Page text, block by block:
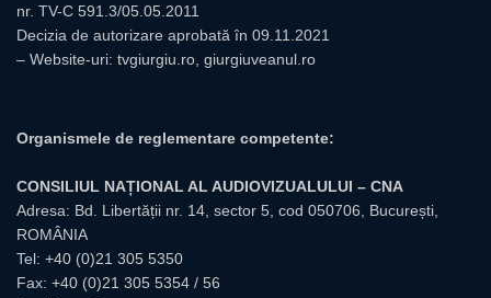
nr. TV-C 591.3/05.05.2011
Decizia de autorizare aprobată în 09.11.2021
– Website-uri: tvgiurgiu.ro giurgiuveanul.ro
Organismele de reglementare competente:
CONSILIUL NAȚIONAL AL AUDIOVIZUALULUI – CNA
Adresa: Bd. Libertății nr. 14, sector 5, cod 050706, București,
ROMÂNIA
Tel: +40 (0)21 305 5350
Fax: +40 (0)21 305 5354 / 56